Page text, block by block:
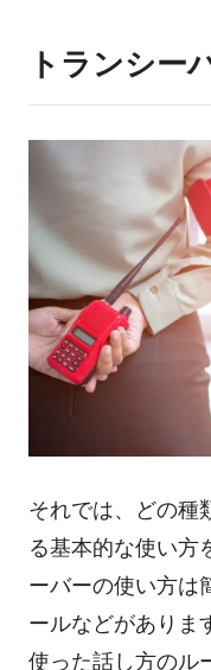
トランシー
それでは、どの種
る基本的な使い方
ーバーの使い方は
ールなどがありま
使った話し方のル